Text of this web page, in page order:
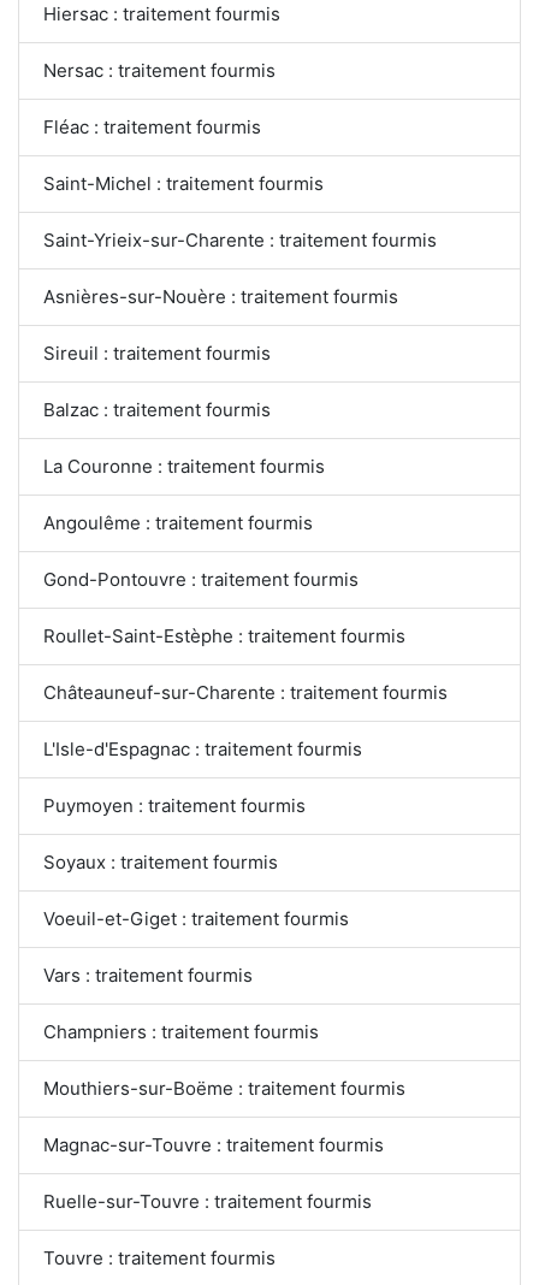
Hiersac : traitement fourmis
Nersac : traitement fourmis
Fléac : traitement fourmis
Saint-Michel : traitement fourmis
Saint-Yrieix-sur-Charente : traitement fourmis
Asnières-sur-Nouère : traitement fourmis
Sireuil : traitement fourmis
Balzac : traitement fourmis
La Couronne : traitement fourmis
Angoulême : traitement fourmis
Gond-Pontouvre : traitement fourmis
Roullet-Saint-Estèphe : traitement fourmis
Châteauneuf-sur-Charente : traitement fourmis
L'Isle-d'Espagnac : traitement fourmis
Puymoyen : traitement fourmis
Soyaux : traitement fourmis
Voeuil-et-Giget : traitement fourmis
Vars : traitement fourmis
Champniers : traitement fourmis
Mouthiers-sur-Boëme : traitement fourmis
Magnac-sur-Touvre : traitement fourmis
Ruelle-sur-Touvre : traitement fourmis
Touvre : traitement fourmis